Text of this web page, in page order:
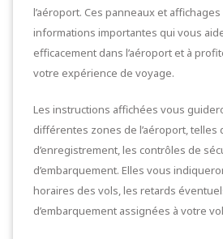
l’aéroport. Ces panneaux et
informations importantes qui vous
efficacement dans l’aéroport et à
votre expérience de voyage.
Les instructions affichées vous
différentes zones de l’aéroport, telles
d’enregistrement, les contrôles de
d’embarquement. Elles vous
horaires des vols, les retards
d’embarquement assignées à votre